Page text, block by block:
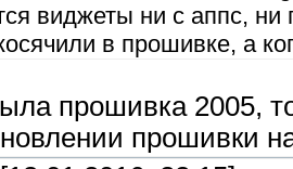
виджеты ни с аппс,
в прошивке, а
прошивка 2005,
прошивки